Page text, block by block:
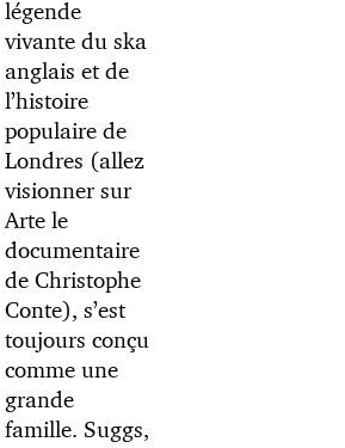
légende
vivante du ska
anglais et de
l’histoire
populaire de
Londres (allez
visionner sur
Arte le
documentaire
de Christophe
Conte), s’est
toujours conçu
comme une
grande
famille. Suggs,